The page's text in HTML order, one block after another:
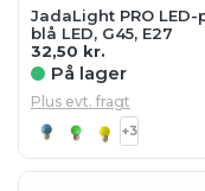
JadaLight PRO
blå LED, G45, E27
32,50 kr.
På lager
Plus evt. fragt
+3